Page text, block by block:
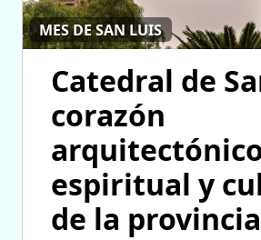
MES DE SAN LUIS
Catedral de
corazón
espiritual y
de la provincia